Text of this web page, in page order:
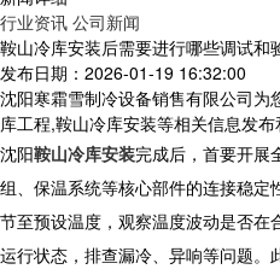
行业资讯 公司新闻
鞍山冷库安装后需要进行哪些调试和
发布日期：2026-01-19 16:32:00
沈阳寒霜雪制冷设备销售有限公司为
库工程,鞍山冷库安装等相关信息发布
沈阳鞍山冷库安装完成后，首要开展
组、保温系统等核心部件的连接稳
节至预设温度，观察温度波动是否
运行状态，排查漏冷、异响等问题